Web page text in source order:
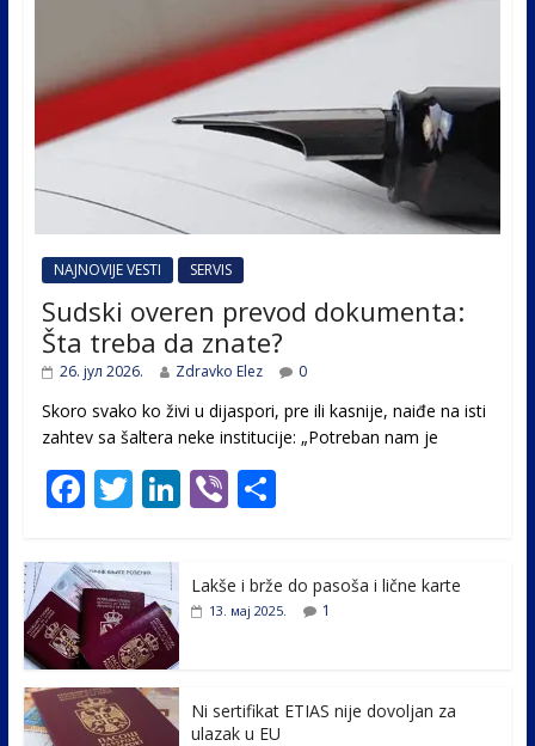
NAJNOVIJE VESTI SERVIS
Sudski overen prevod dokumenta:
Šta treba da znate?
26. јул 2026. Zdravko Elez 0
Skoro svako ko živi u dijaspori, pre ili kasnije, naiđe na isti
zahtev sa šaltera neke institucije: „Potreban nam je
F
e
b
o
o
k
T
itt
er
Li
e
Vi S
e
Lakše i brže do pasoša i lične karte
13. мај 2025. 1
Ni sertifikat ETIAS nije dovoljan za
ulazak u EU